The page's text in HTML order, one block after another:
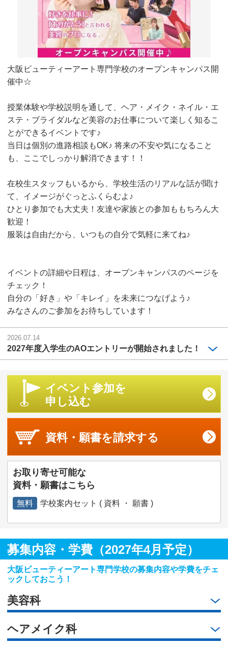
大阪ビューティーアート専門学校のオープンキャンパス開
催中☆
授業体験や学校説明を通して、ヘア・メイク・ネイル・エ
ステ・ブライダルなど美容のお仕事について楽しく知るこ
とができるイベントです♪
当日は個別の進路相談もOK♪ 将来の不安や気になること
も、ここでしっかり解消できます！！
在校生スタッフもいるから、学校生活のリアルな話が聞け
て、イメージがぐっとふくらむよ♪
ひとり参加でも大丈夫！友達や家族との参加ももちろん大
歓迎！
服装は自由だから、いつもの自分で気軽に来てね♪
イベントの詳細や日程は、オープンキャンパスのページを
チェック！
自分の「好き」や「キレイ」を未来につなげよう♪
みなさんのご参加をお待ちしています！
2026.07.14
2027年度入学生のAOエントリーが開始されました！
イベント参加を
申し込む
資料・願書を請求する
お取り寄せ可能な
資料・願書はこちら
無料 学校案内セット ( 資料 ・ 願書 )
募集内容・学費（2027年4月予定）
大阪ビューティーアート専門学校の募集内容や学費をチェ
ックしておこう！
美容科
ヘアメイク科